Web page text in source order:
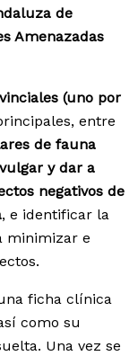
de
Amenazadas
(uno por
entre
de fauna
y dar a
negativos de
, e identificar la
minimizar e
ficha clínica
como su
Una vez se